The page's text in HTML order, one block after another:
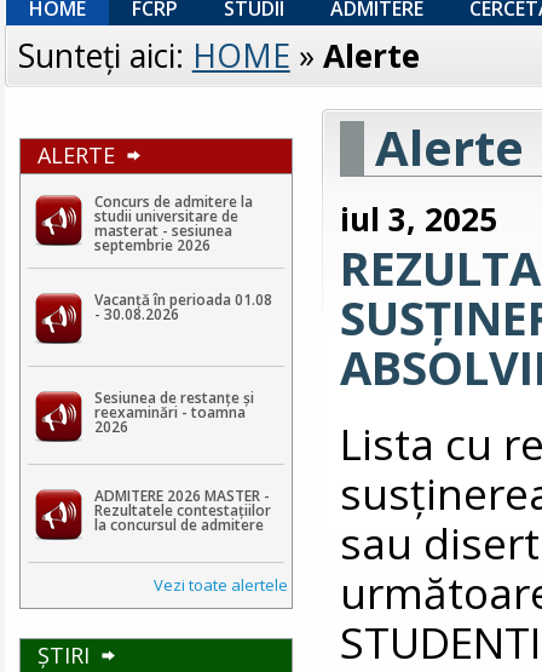
HOME FCRP STUDII ADMITERE
Sunteţi aici: HOME » Alerte
ALERTE
Concurs de admitere la
studii universitare de
masterat - sesiunea
septembrie 2026
Vacanță în perioada 01.08
- 30.08.2026
Sesiunea de restanțe și
reexaminări - toamna
2026
ADMITERE 2026 MASTER -
Rezultatele contestaţiilor
la concursul de admitere
Vezi toate alertele
ŞTIRI
Alerte
iul 3, 2025
Lista cu
sau